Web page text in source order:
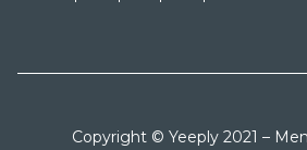
Copyright © Yeeply 2021 –